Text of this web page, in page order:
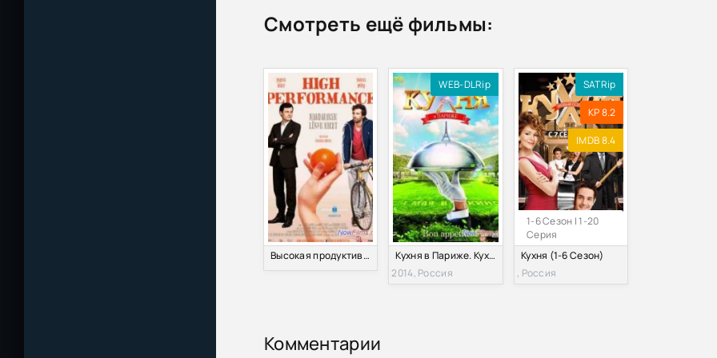
Смотреть ещё фильмы:
Высокая продуктивность (2014)
WEB-DLRip
Кухня в Парижe. Кухня кухни. Фильм о фильме (2014)
2014, Россия
1-6 Сезон | 1-20
Серия
SATRip
KP 8.2
IMDB 8.4
Кухня (1-6 Сезон)
, Россия
Комментарии